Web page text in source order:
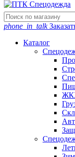
phone_in_talk
Каталог